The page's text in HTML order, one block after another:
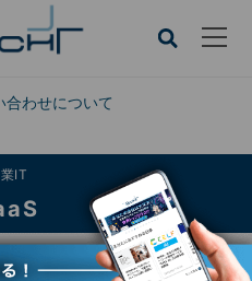
合わせについて
IT